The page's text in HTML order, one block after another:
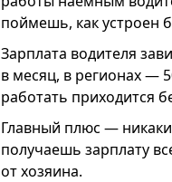
поймешь, как устроен
Зарплата водителя
в месяц, в регионах —
работать приходится
Главный плюс —
получаешь зарплату
от хозяина.